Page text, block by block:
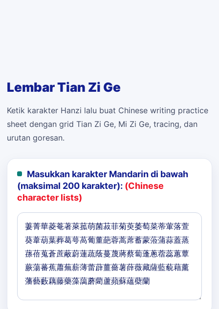
Lembar Tian Zi Ge
Ketik karakter Hanzi lalu buat Chinese writing practice
sheet dengan grid Tian Zi Ge, Mi Zi Ge, tracing, dan
urutan goresan.
Masukkan karakter Mandarin di bawah
(maksimal 200 karakter): (Chinese
character lists)